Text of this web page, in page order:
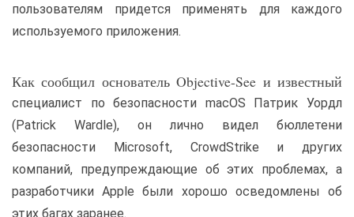
пользователям придется применять для каждого
используемого приложения.
Как сообщил основатель Objective-See и известный
специалист по безопасности macOS Патрик Уордл
(Patrick Wardle), он лично видел бюллетени
безопасности Microsoft, CrowdStrike и других
компаний, предупреждающие об этих проблемах, а
разработчики Apple были хорошо осведомлены об
этих багах заранее.